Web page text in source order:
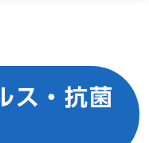
ス・抗菌